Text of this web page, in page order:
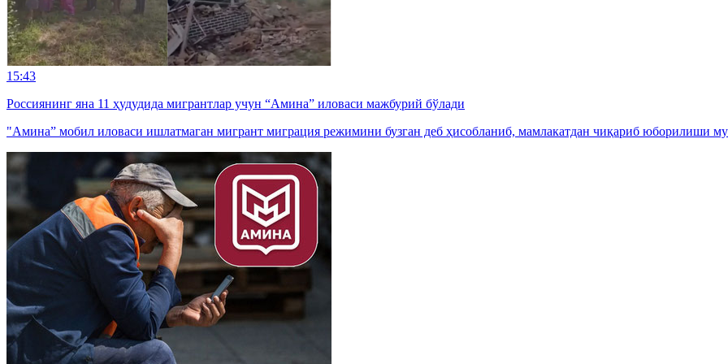
15:43
Россиянинг яна 11 ҳудудида мигрантлар учун “Амина” иловаси мажбурий бўлади
"Амина” мобил иловаси ишлатмаган мигрант миграция режимини бузган деб ҳисобланиб, мамлакатдан чиқариб юборилиши